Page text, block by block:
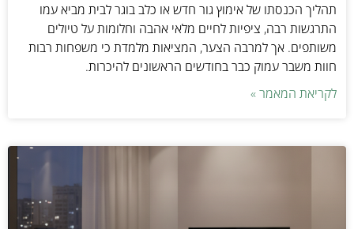
תהליך הכנסתו של אימוץ גור חדש או כלב בוגר לבית מביא עמו
התרגשות רבה, ציפיות לחיים מלאי אהבה וחלומות על טיולים
משותפים. אך למרבה הצער, המציאות מלמדת כי משפחות רבות
חוות משבר עמוק כבר בחודשים הראשונים להיכרות.
לקריאת המאמר »